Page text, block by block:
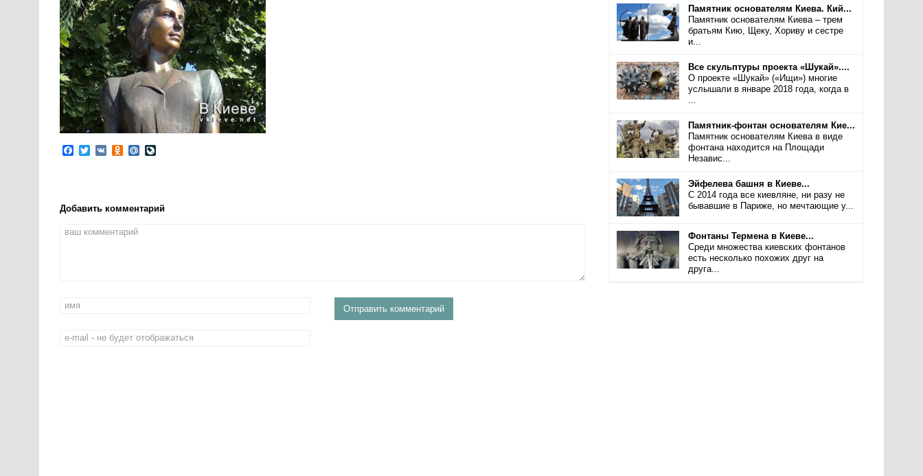
Facebook
Twitter
VK Odnoklassniki
Mail.Ru
Добавить комментарий
Памятник основателям Киева. Кий...
Памятник основателям Киева – трем
братьям Кию, Щеку, Хориву и сестре
и...
Все скульптуры проекта «Шукай»....
О проекте «Шукай» («Ищи») многие
услышали в январе 2018 года, когда в
...
Памятник-фонтан основателям Кие...
Памятник основателям Киева в виде
фонтана находится на Площади
Независ...
Эйфелева башня в Киеве...
С 2014 года все киевляне, ни разу не
бывавшие в Париже, но мечтающие у...
Фонтаны Термена в Киеве...
Среди множества киевских фонтанов
есть несколько похожих друг на
друга...